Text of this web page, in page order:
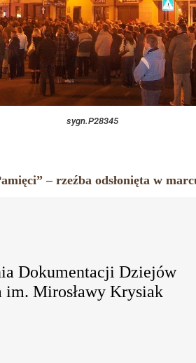
sygn.P28345
Dokumentacji Dziejów
im. Mirosławy Krysiak